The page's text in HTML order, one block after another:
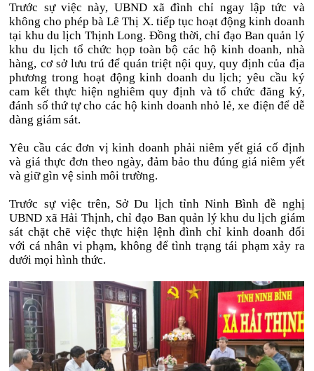
Trước sự việc này, UBND xã đình chỉ ngay lập tức và
không cho phép bà Lê Thị X. tiếp tục hoạt động kinh doanh
tại khu du lịch Thịnh Long. Đồng thời, chỉ đạo Ban quản lý
khu du lịch tổ chức họp toàn bộ các hộ kinh doanh, nhà
hàng, cơ sở lưu trú để quán triệt nội quy, quy định của địa
phương trong hoạt động kinh doanh du lịch; yêu cầu ký
cam kết thực hiện nghiêm quy định và tổ chức đăng ký,
đánh số thứ tự cho các hộ kinh doanh nhỏ lẻ, xe điện để dễ
dàng giám sát.
Yêu cầu các đơn vị kinh doanh phải niêm yết giá cố định
và giá thực đơn theo ngày, đảm bảo thu đúng giá niêm yết
và giữ gìn vệ sinh môi trường.
Trước sự việc trên, Sở Du lịch tỉnh Ninh Bình đề nghị
UBND xã Hải Thịnh, chỉ đạo Ban quản lý khu du lịch giám
sát chặt chẽ việc thực hiện lệnh đình chỉ kinh doanh đối
với cá nhân vi phạm, không để tình trạng tái phạm xảy ra
dưới mọi hình thức.